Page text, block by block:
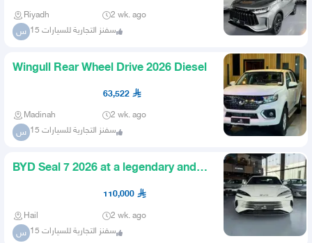
Riyadh 2 wk. ago
س سفنز التجارية للسيارات 15
Wingull Rear Wheel Drive 2026 Diesel
63,522
Madinah 2 wk. ago
س سفنز التجارية للسيارات 15
BYD Seal 7 2026 at a legendary and
110,000
Hail 2 wk. ago
س سفنز التجارية للسيارات 15